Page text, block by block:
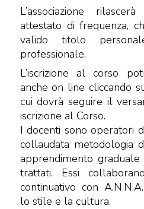
L’associazione
attestato di frequenza,
valido titolo
professionale.
L’iscrizione al corso
anche on line cliccando
cui dovrà seguire il
iscrizione al Corso.
I docenti sono operatori
collaudata metodologia
apprendimento
trattati. Essi
continuativo con
lo stile e la cultura.